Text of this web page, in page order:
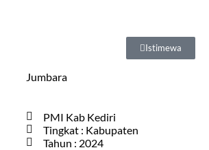
Istimewa
Jumbara
PMI Kab Kediri
Tingkat : Kabupaten
Tahun : 2024